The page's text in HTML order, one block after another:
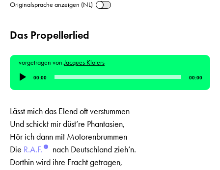
Originalsprache anzeigen (NL)
Das Propellerlied
vorgetragen vonJacques Klöters
Audio-
Player
00:00 00:00
Lässt mich das Elend oft verstummen
Und schickt mir düst’re Phantasien,
Hör ich dann mit Motorenbrummen
Die R.A.F.
nach Deutschland zieh’n.
Dorthin wird ihre Fracht getragen,